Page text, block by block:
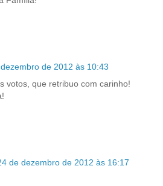
de 2012 às 10:43
votos, que retribuo com carinho!
de dezembro de 2012 às 16:17